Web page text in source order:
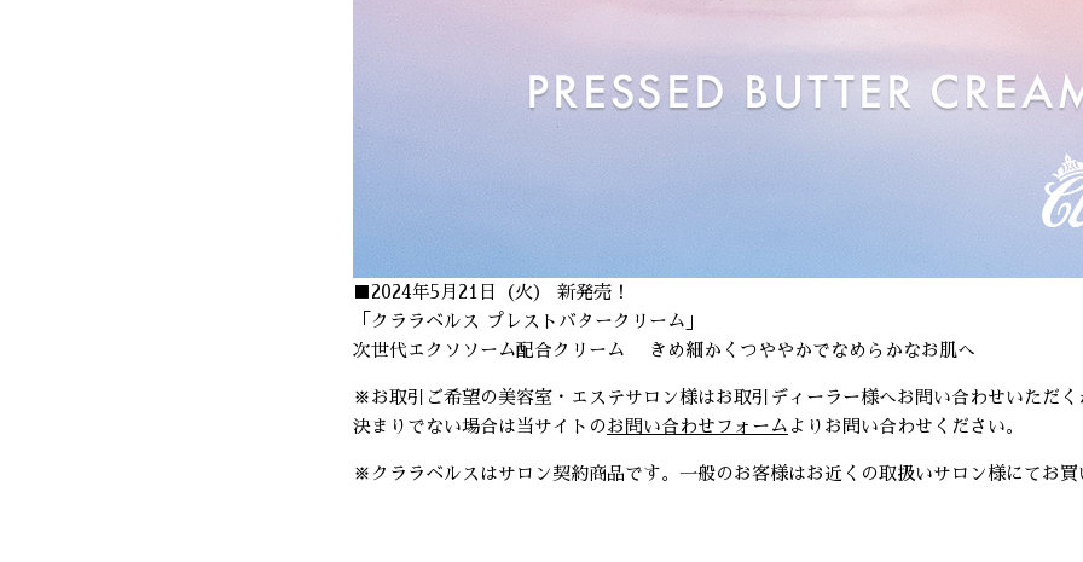
■2024年5月21日（火） 新発売！
「クララベルス プレストバタークリーム」
次世代エクソソーム配合クリーム きめ細かくつややかでなめらかなお肌へ
※お取引ご希望の美容室・エステサロン様はお取引ディーラー様へお問い合わせいただ
決まりでない場合は当サイトのお問い合わせフォーム よりお問い合わせください。
※クララベルスはサロン契約商品です。一般のお客様はお近くの取扱いサロン様にてお